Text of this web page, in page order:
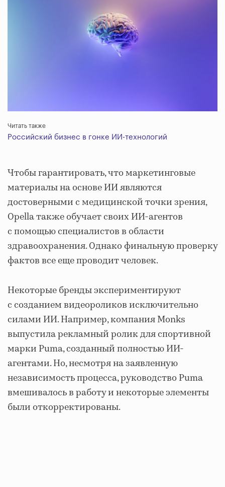
Читать также
Российский бизнес в гонке ИИ-технологий
Чтобы гарантировать, что маркетинговые
материалы на основе ИИ являются
достоверными с медицинской точки зрения,
Opella также обучает своих ИИ-агентов
с помощью специалистов в области
здравоохранения. Однако финальную проверку
фактов все еще проводит человек.
Некоторые бренды экспериментируют
с созданием видеороликов исключительно
силами ИИ. Например, компания Monks
выпустила рекламный ролик для спортивной
марки Puma, созданный полностью ИИ-
агентами. Но, несмотря на заявленную
независимость процесса, руководство Puma
вмешивалось в работу и некоторые элементы
были откорректированы.